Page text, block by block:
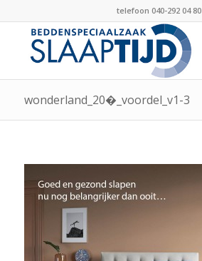
telefoon 040-292 04 80
wonderland_20�_voordel_v1-3